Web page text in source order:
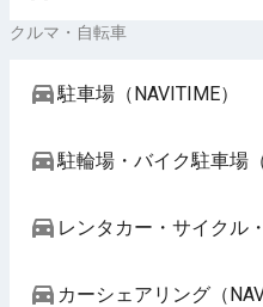
クルマ・自転車
駐車場（NAVITIME）
駐輪場・バイク駐車場
レンタカー・サイクル
カーシェアリング（